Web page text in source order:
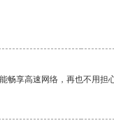
享高速网络，再也不用